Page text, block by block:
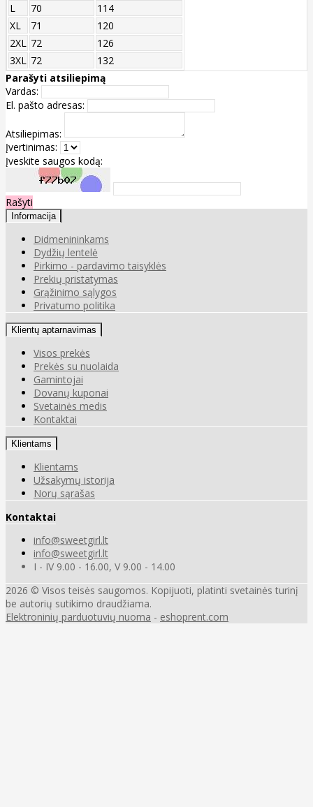
L
70
114
XL
71
120
2XL 72
126
3XL 72
132
Parašyti atsiliepimą
Vardas:
El. pašto adresas:
Atsiliepimas:
Įvertinimas:
Įveskite saugos kodą:
Rašyti
Informacija
Didmenininkams
Dydžių lentelė
Pirkimo - pardavimo taisyklės
Prekių pristatymas
Grąžinimo sąlygos
Privatumo politika
Klientų aptarnavimas
Visos prekės
Prekės su nuolaida
Gamintojai
Dovanų kuponai
Svetainės medis
Kontaktai
Klientams
Klientams
Užsakymų istorija
Norų sąrašas
Kontaktai
info@sweetgirl.lt
info@sweetgirl.lt
I - IV 9.00 - 16.00, V 9.00 - 14.00
2026 © Visos teisės saugomos. Kopijuoti, platinti svetainės turinį
be autorių sutikimo draudžiama.
Elektroninių parduotuvių nuoma - eshoprent.com